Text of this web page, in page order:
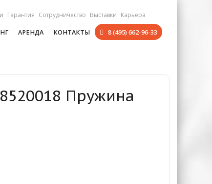
Гарантия Сотрудничество Выставки Карьера
АРЕНДА КОНТАКТЫ 8 (495) 662-96-33
Пружина